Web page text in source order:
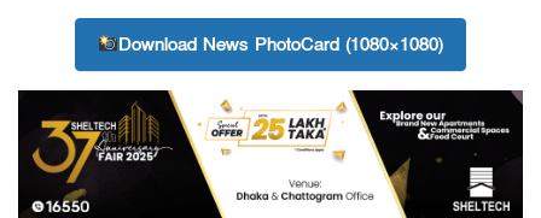
Download News PhotoCard (1080×1080)